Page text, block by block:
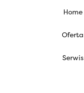
Home
Oferta
Serwis